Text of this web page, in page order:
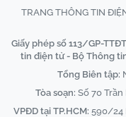
TRANG THÔNG TIN
Giấy phép số 113/GP-
tin điện tử - Bộ Thông
Tổng Biên tập:
Tòa soạn: Số 70
VPĐD tại TP.HCM: 590/24